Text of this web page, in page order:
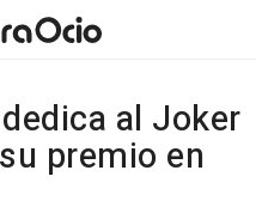
al Joker
premio en